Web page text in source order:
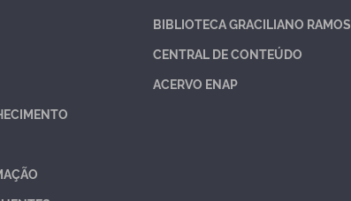
BIBLIOTECA GRACILIANO RAMOS
CENTRAL DE CONTEÚDO
ACERVO ENAP